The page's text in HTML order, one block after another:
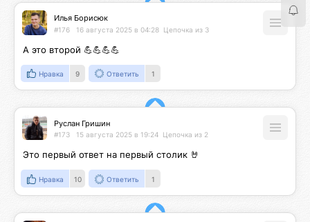
Илья Борисюк
#176 16 августа 2025 в 04:28 Цепочка из 3
А это второй 💪💪💪💪
Нравка 9 Ответить 1
Руслан Гришин
#173 15 августа 2025 в 19:24 Цепочка из 2
Это первый ответ на первый столик 🤘
Нравка 10 Ответить 1